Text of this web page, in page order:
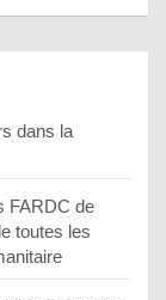
dans la
FARDC de
toutes les